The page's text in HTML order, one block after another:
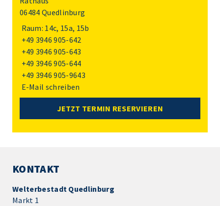
06484 Quedlinburg
Raum: 14c, 15a, 15b
+49 3946 905-642
+49 3946 905-643
+49 3946 905-644
+49 3946 905-9643
E-Mail schreiben
JETZT TERMIN RESERVIEREN
KONTAKT
Welterbestadt Quedlinburg
Markt 1